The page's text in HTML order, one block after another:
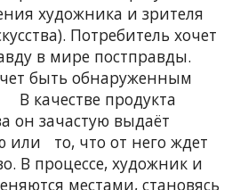
художника и зрителя
Потребитель хочет
в мире постправды.
быть обнаруженным
В качестве продукта
он зачастую выдаёт
или   то, что от него ждет
В процессе, художник и
местами, становясь